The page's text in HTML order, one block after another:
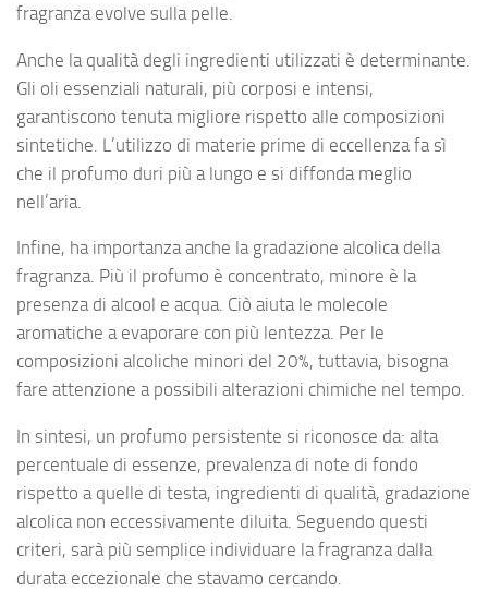
fragranza evolve sulla pelle.
Anche la qualità degli ingredienti utilizzati è determinante.
Gli oli essenziali naturali, più corposi e intensi,
garantiscono tenuta migliore rispetto alle composizioni
sintetiche. L’utilizzo di materie prime di eccellenza fa sì
che il profumo duri più a lungo e si diffonda meglio
nell’aria.
Infine, ha importanza anche la gradazione alcolica della
fragranza. Più il profumo è concentrato, minore è la
presenza di alcool e acqua. Ciò aiuta le molecole
aromatiche a evaporare con più lentezza. Per le
composizioni alcoliche minori del 20%, tuttavia, bisogna
fare attenzione a possibili alterazioni chimiche nel tempo.
In sintesi, un profumo persistente si riconosce da: alta
percentuale di essenze, prevalenza di note di fondo
rispetto a quelle di testa, ingredienti di qualità, gradazione
alcolica non eccessivamente diluita. Seguendo questi
criteri, sarà più semplice individuare la fragranza dalla
durata eccezionale che stavamo cercando.